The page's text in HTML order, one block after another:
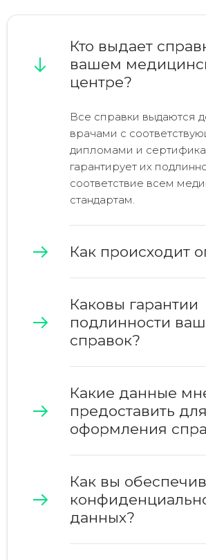
Кто выдает
вашем
центре?
Все справки выдаются
врачами с
дипломами и
гарантирует их
соответствие всем
стандартам.
Как происходит
Каковы гарантии
подлинности
справок?
Какие данные
предоставить для
оформления
Как вы
данных?